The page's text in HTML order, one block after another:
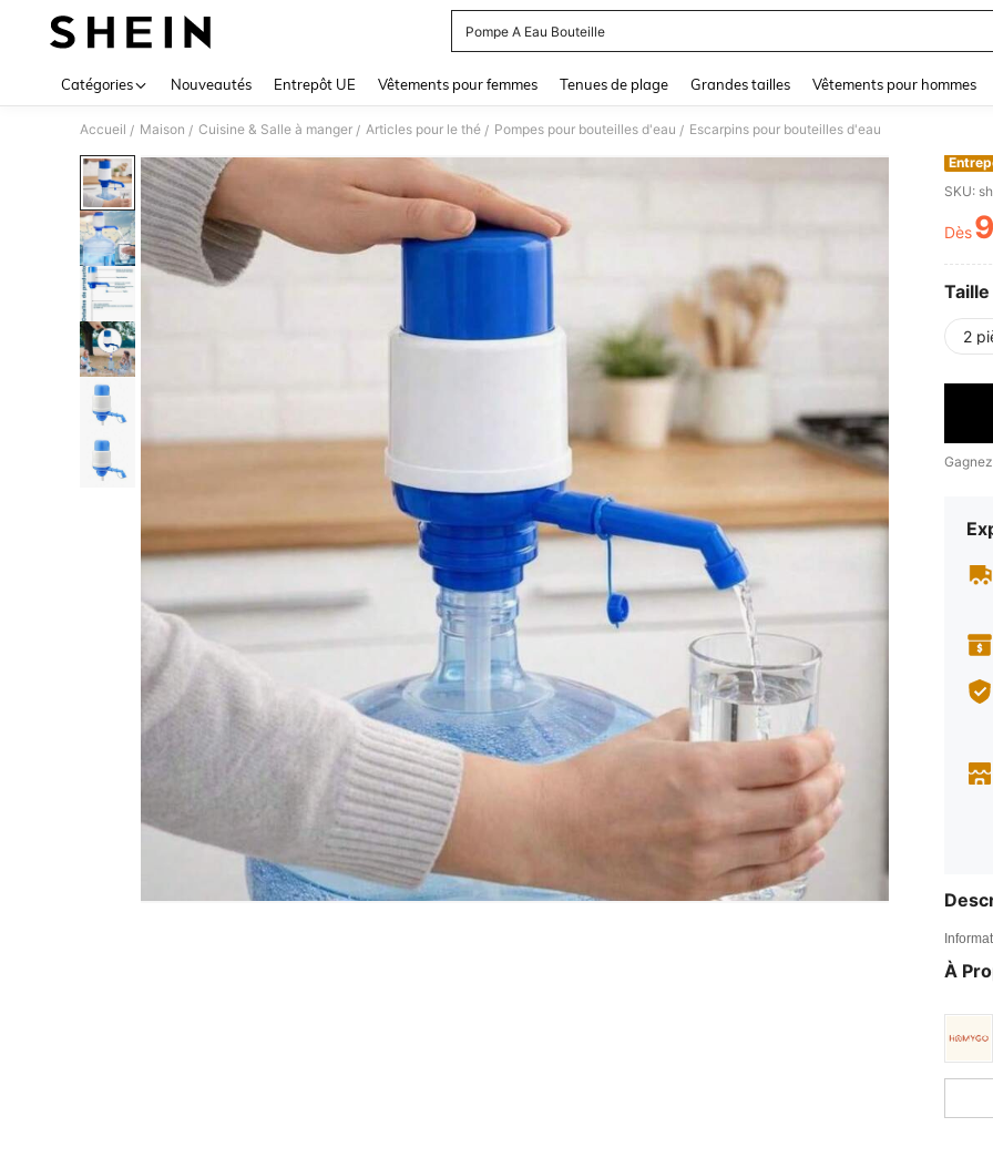
Pompe A Eau Bouteille
Catégories Nouveautés Entrepôt UE Vêtements pour femmes Tenues de plage Grandes tailles Vêtements pour hommes
Accueil / Maison / Cuisine & Salle à manger / Articles pour le thé / Pompes pour bouteilles d'eau / Escarpins pour bouteilles d'eau
SKU:
Dès9
Taille
2
À